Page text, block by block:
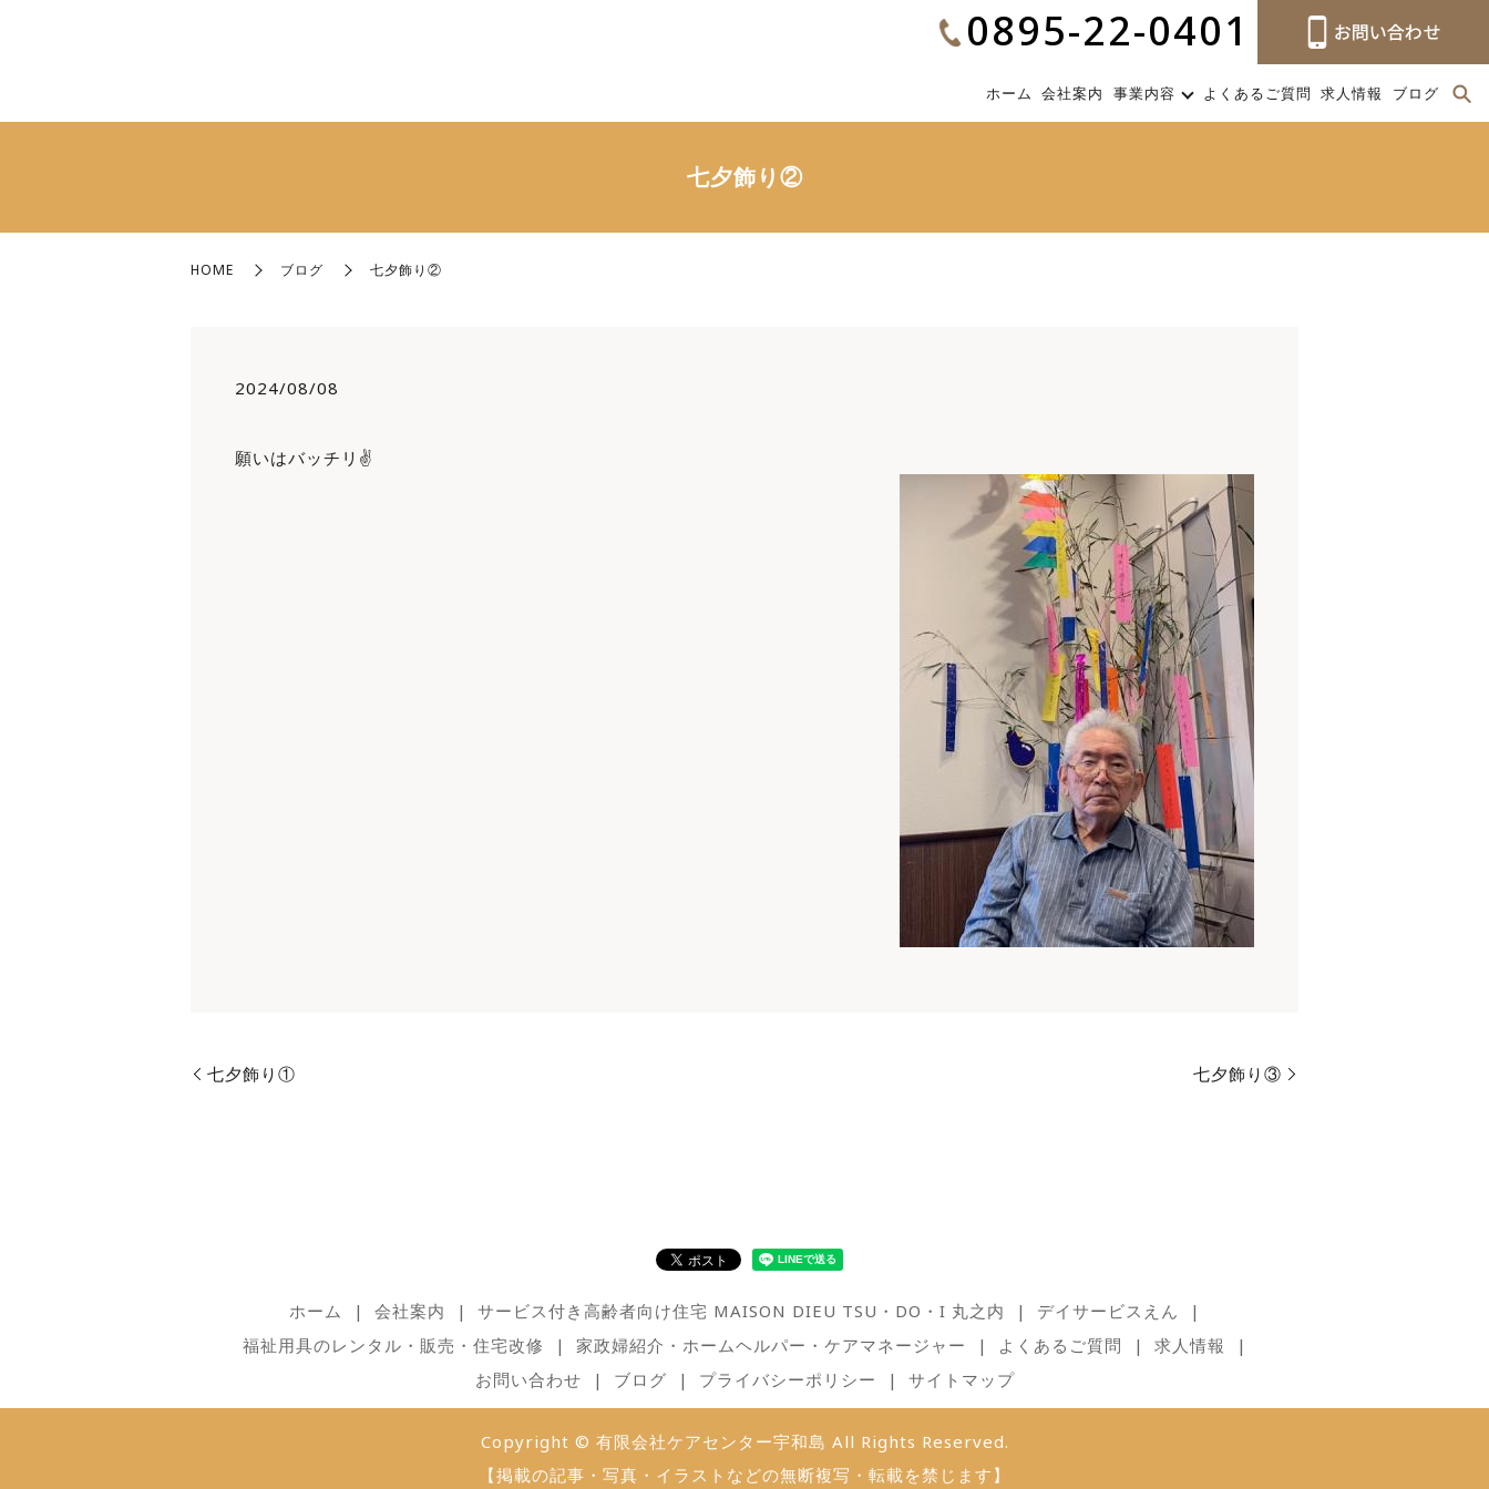
0895-22-0401
ホーム 会社案内 事業内容 よくあるご質問 求人情報 ブログ
七夕飾り②
HOME ブログ 七夕飾り②
2024/08/08
願いはバッチリ✌
七夕飾り① 七夕飾り③
ホーム 会社案内 サービス付き高齢者向け住宅 MAISON DIEU TSU・DO・I 丸之内
デイサービスえん
福祉用具のレンタル・販売・住宅改修
家政婦紹介・ホームヘルパー・ケアマネージャー よくあるご質問
求人情報
お問い合わせ
ブログ プライバシーポリシー サイトマップ
Copyright © 有限会社ケアセンター宇和島 All Rights Reserved.
【掲載の記事・写真・イラストなどの無断複写・転載を禁じます】